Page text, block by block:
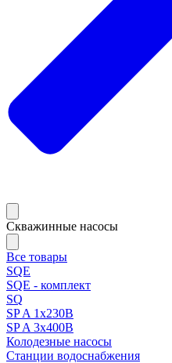
Скважинные насосы
Все товары
SQE
SQE - комплект
SQ
SP A 1x230В
SP A 3x400В
Колодезные насосы
Станции водоснабжения